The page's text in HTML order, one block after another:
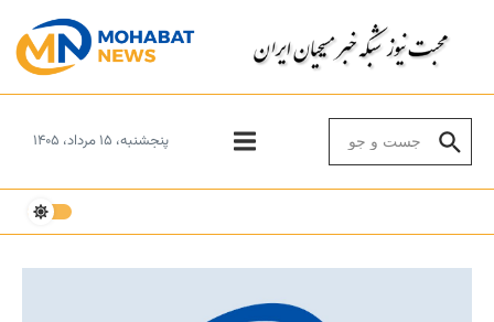
پنجشنبه، ۱۵ مرداد، ۱۴۰۵